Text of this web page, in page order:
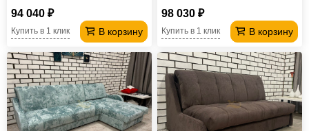
94 040 ₽
В корзину
Купить в 1 клик
Smoke
98 030 ₽
В корзину
Купить в 1 клик